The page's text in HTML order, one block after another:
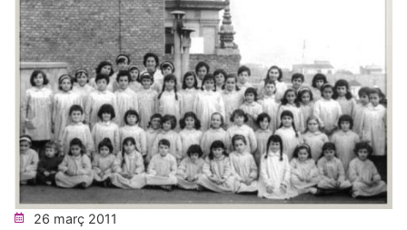
26 març 2011